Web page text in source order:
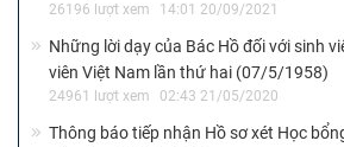
26196 lượt xem 14:01 20/09/2021
Những lời dạy của Bác Hồ đối với sinh
viên Việt Nam lần thứ hai (07/5/1958)
24961 lượt xem 02:43 21/05/2020
Thông báo tiếp nhận Hồ sơ xét Học